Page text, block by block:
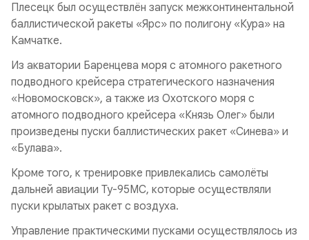
Плесецк был осуществлён запуск межконтинентальной
баллистической ракеты «Ярс» по полигону «Кура» на
Камчатке.
Из акватории Баренцева моря с атомного ракетного
подводного крейсера стратегического назначения
«Новомосковск», а также из Охотского моря с
атомного подводного крейсера «Князь Олег» были
произведены пуски баллистических ракет «Синева» и
«Булава».
Кроме того, к тренировке привлекались самолёты
дальней авиации Ту-95МС, которые осуществляли
пуски крылатых ракет с воздуха.
Управление практическими пусками осуществлялось из